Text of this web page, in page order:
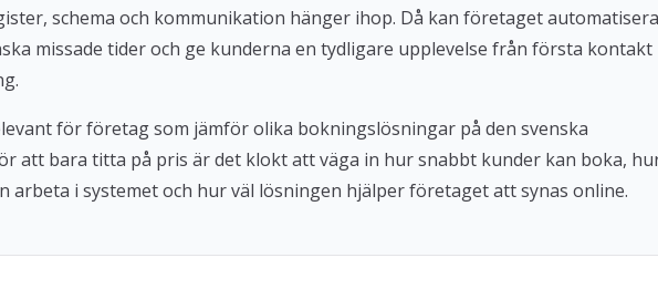
schema och kommunikation hänger ihop. Då kan företaget automatisera
missade tider och ge kunderna en tydligare upplevelse från första kontakt
för företag som jämför olika bokningslösningar på den svenska
att bara titta på pris är det klokt att väga in hur snabbt kunder kan boka,
arbeta i systemet och hur väl lösningen hjälper företaget att synas online.